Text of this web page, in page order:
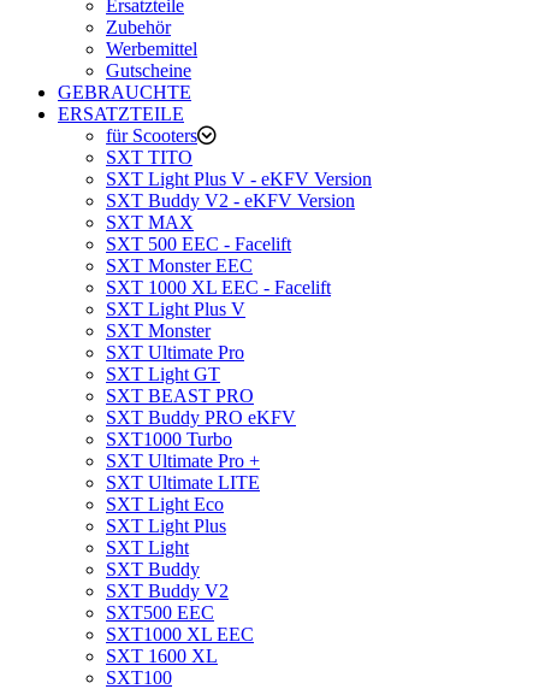
Ersatzteile
Zubehör
Werbemittel
Gutscheine
GEBRAUCHTE
ERSATZTEILE
für Scooters
SXT TITO
SXT Light Plus V - eKFV Version
SXT Buddy V2 - eKFV Version
SXT MAX
SXT 500 EEC - Facelift
SXT Monster EEC
SXT 1000 XL EEC - Facelift
SXT Light Plus V
SXT Monster
SXT Ultimate Pro
SXT Light GT
SXT BEAST PRO
SXT Buddy PRO eKFV
SXT1000 Turbo
SXT Ultimate Pro +
SXT Ultimate LITE
SXT Light Eco
SXT Light Plus
SXT Light
SXT Buddy
SXT Buddy V2
SXT500 EEC
SXT1000 XL EEC
SXT 1600 XL
SXT100